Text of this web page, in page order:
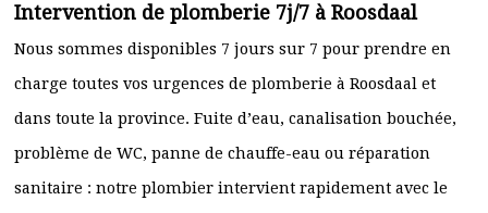
Intervention de plomberie 7j/7 à Roosdaal
Nous sommes disponibles 7 jours sur 7 pour prendre en
charge toutes vos urgences de plomberie à Roosdaal et
dans toute la province. Fuite d’eau, canalisation bouchée,
problème de WC, panne de chauffe-eau ou réparation
sanitaire : notre plombier intervient rapidement avec le